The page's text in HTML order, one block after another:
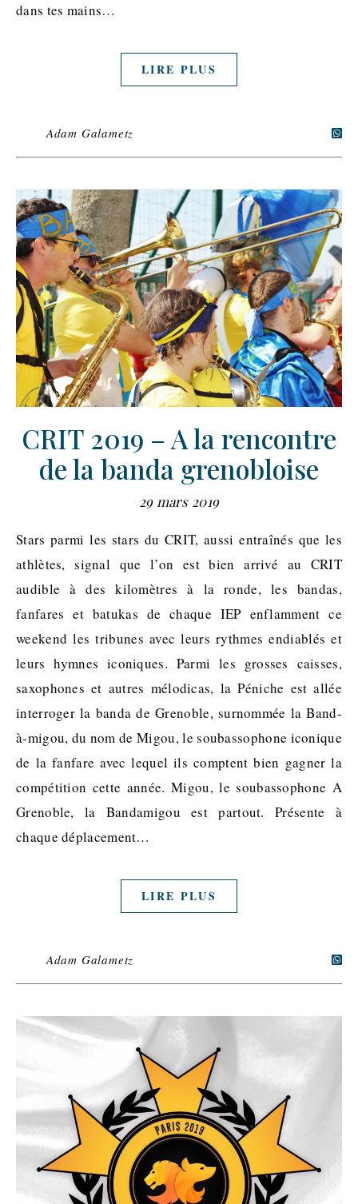
dans tes mains…
LIRE PLUS
Adam Galametz
CRIT 2019 – A la rencontre
de la banda grenobloise
29 mars 2019
Stars parmi les stars du CRIT, aussi entraînés que les
athlètes, signal que l’on est bien arrivé au CRIT
audible à des kilomètres à la ronde, les bandas,
fanfares et batukas de chaque IEP enflamment ce
weekend les tribunes avec leurs rythmes endiablés et
leurs hymnes iconiques. Parmi les grosses caisses,
saxophones et autres mélodicas, la Péniche est allée
interroger la banda de Grenoble, surnommée la Band-
à-migou, du nom de Migou, le soubassophone iconique
de la fanfare avec lequel ils comptent bien gagner la
compétition cette année. Migou, le soubassophone A
Grenoble, la Bandamigou est partout. Présente à
chaque déplacement…
LIRE PLUS
Adam Galametz